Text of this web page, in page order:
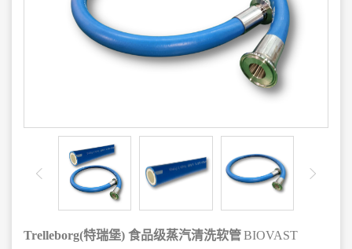
Trelleborg(特瑞堡) 食品级蒸汽清洗软管BIOVAST